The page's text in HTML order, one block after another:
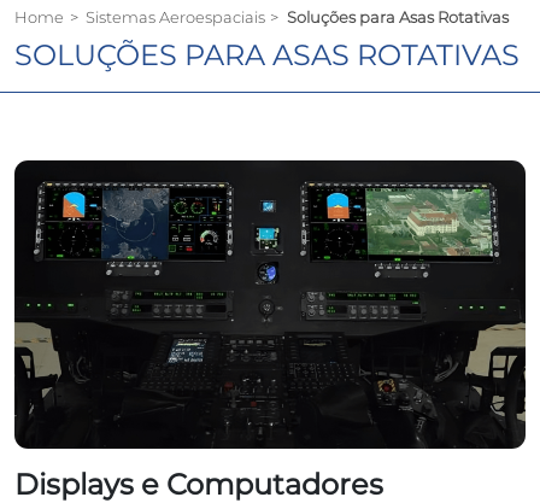
Home > Sistemas Aeroespaciais> Soluções para Asas Rotativas
SOLUÇÕES PARA ASAS ROTATIVAS
Displays e Computadores